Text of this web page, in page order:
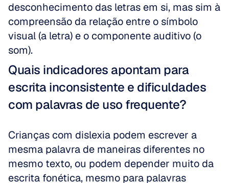
desconhecimento das letras em si, mas sim à
compreensão da relação entre o símbolo
visual (a letra) e o componente auditivo (o
som).
Quais indicadores apontam para
escrita inconsistente e dificuldades
com palavras de uso frequente?
Crianças com dislexia podem escrever a
mesma palavra de maneiras diferentes no
mesmo texto, ou podem depender muito da
escrita fonética, mesmo para palavras